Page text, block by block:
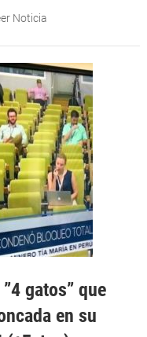
Noticia
”4 gatos” que
en su